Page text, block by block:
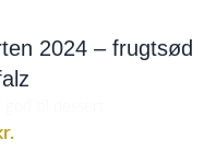
2024 – frugtsød